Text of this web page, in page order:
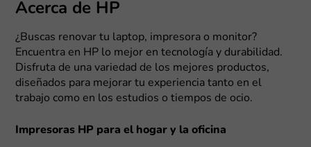
Acerca de HP
¿Buscas renovar tu laptop, impresora o monitor?
Encuentra en HP lo mejor en tecnología y durabilidad.
Disfruta de una variedad de los mejores productos,
diseñados para mejorar tu experiencia tanto en el
trabajo como en los estudios o tiempos de ocio.
Impresoras HP para el hogar y la oficina